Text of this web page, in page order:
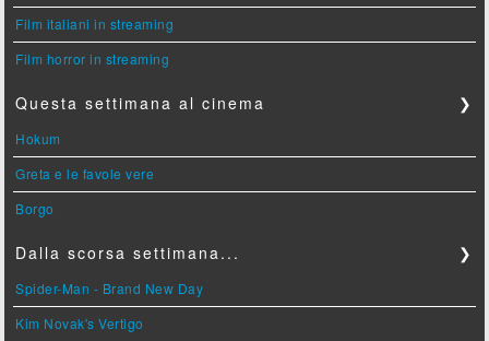
Film italiani in streaming
Film horror in streaming
Questa settimana al cinema ❯
Hokum
Greta e le favole vere
Borgo
Dalla scorsa settimana... ❯
Spider-Man - Brand New Day
Kim Novak's Vertigo